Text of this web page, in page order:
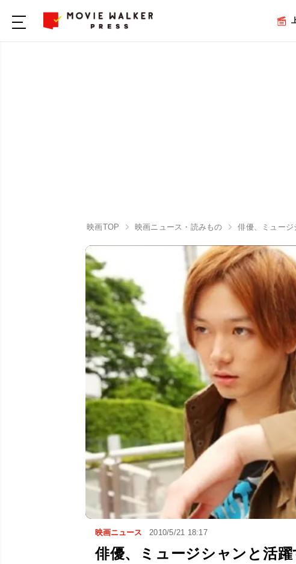
映画TOP 映画ニュース・読みもの 俳優、ミュージ
映画ニュース 2010/5/21 18:17
俳優、ミュージシャンと活